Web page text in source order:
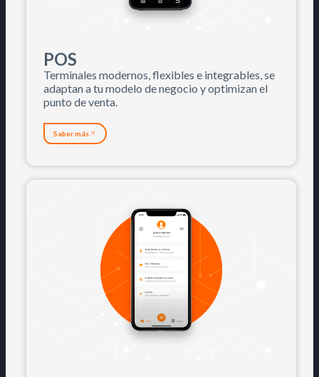
POS
Terminales modernos, flexibles e integrables, se
adaptan a tu modelo de negocio y optimizan el
punto de venta.
Saber más